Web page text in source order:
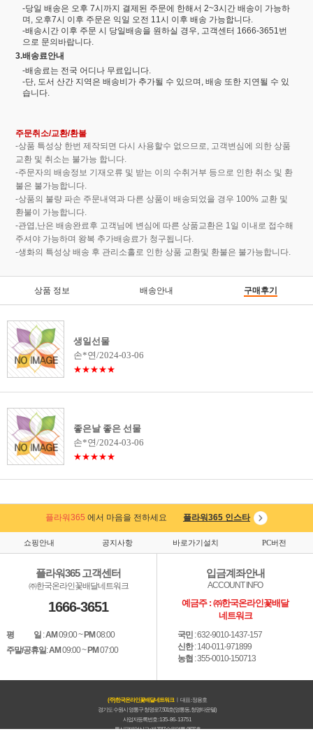
-당일 배송은 오후 7시까지 결제된 주문에 한해서 2~3시간 배송이 가능하
며, 오후7시 이후 주문은 익일 오전 11시 이후 배송 가능합니다.
-배송시간 이후 주문 시 당일배송을 원하실 경우, 고객센터 1666-3651번
으로 문의바랍니다.
3.배송료안내
-배송료는 전국 어디나 무료입니다.
-단, 도서 산간 지역은 배송비가 추가될 수 있으며, 배송 또한 지연될 수 있
습니다.
주문취소/교환/환불
-상품 특성상 한번 제작되면 다시 사용할수 없으므로, 고객변심에 의한 상품
교환 및 취소는 불가능 합니다.
-주문자의 배송정보 기재오류 및 받는 이의 수취거부 등으로 인한 취소 및 환
불은 불가능합니다.
-상품의 불량 파손 주문내역과 다른 상품이 배송되었을 경우 100% 교환 및
환불이 가능합니다.
-관엽,난은 배송완료후 고객님에 변심에 따른 상품교환은 1일 이내로 접수해
주셔야 가능하며 왕복 추가배송료가 청구됩니다.
-생화의 특성상 배송 후 관리소홀로 인한 상품 교환및 환불은 불가능합니다.
상품 정보 배송안내 구매후기
생일선물
손*연/2024-03-06
★★★★★
좋은날 좋은 선물
손*연/2024-03-06
★★★★★
플라워365 에서 마음을 전하세요 플라워365 인스타
쇼핑안내 공지사항 바로가기설치 PC버전
플라워365 고객센터
㈜한국온라인꽃배달네트워크
1666-3651
평 일:AM09:00 ~PM08:00
주말/공휴일:AM09:00 ~PM07:00
입금계좌안내
ACCOUNT INFO
예금주 : ㈜한국온라인꽃배달
네트워크
국민 : 632-9010-1437-157
신한: 140-011-971899
농협 : 355-0010-150713
(주)한국온라인꽃배달네트워크ㅣ 대표 : 정용호
경기도 수원시 영통구 청명로7, 501호(영통동, 청명타운텔)
사업자등록번호 :135-86-13751
통신판매업신고 : 제 2017 수원영통-0637 호